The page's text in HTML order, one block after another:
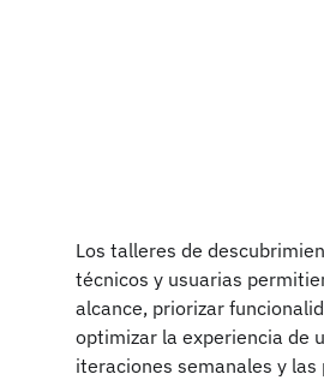
Los talleres de
técnicos y usuarias
alcance, priorizar
optimizar la experiencia de
iteraciones semanales y las